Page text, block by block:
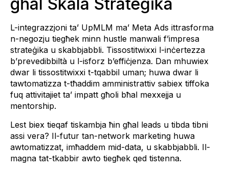
għal Skala Strateġika
L-integrazzjoni ta’ UpMLM ma’ Meta Ads ittrasforma
n-negozju tiegħek minn hustle manwali f’impresa
strateġika u skabbjabbli. Tissostitwixxi l-inċertezza
b’prevedibbiltà u l-isforz b’effiċjenza. Dan mhuwiex
dwar li tissostitwixxi t-tqabbil uman; huwa dwar li
tawtomatizza t-tħaddim amministrattiv sabiex tiffoka
fuq attivitajiet ta’ impatt għoli bħal mexxejja u
mentorship.
Lest biex tieqaf tiskambja ħin għal leads u tibda tibni
assi vera? Il-futur tan-network marketing huwa
awtomatizzat, imħaddem mid-data, u skabbjabbli. Il-
magna tat-tkabbir awto tiegħek qed tistenna.